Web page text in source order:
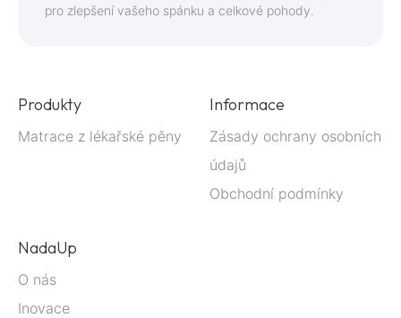
zpravodaje:
pro zlepšení vašeho spánku a celkové pohody.
Produkty
Matrace z lékařské pěny
Informace
Zásady ochrany osobních
údajů
Obchodní podmínky
NadaUp
O nás
Inovace